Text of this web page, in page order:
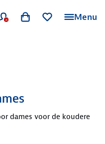
Menu
dames voor de koudere